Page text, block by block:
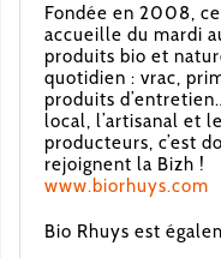
Fondée en 2008,
accueille du mardi
produits bio et
quotidien : vrac,
produits
local, l’artisanal et
producteurs, c’est
rejoignent la Bizh !
www.biorhuys.com
Bio Rhuys est